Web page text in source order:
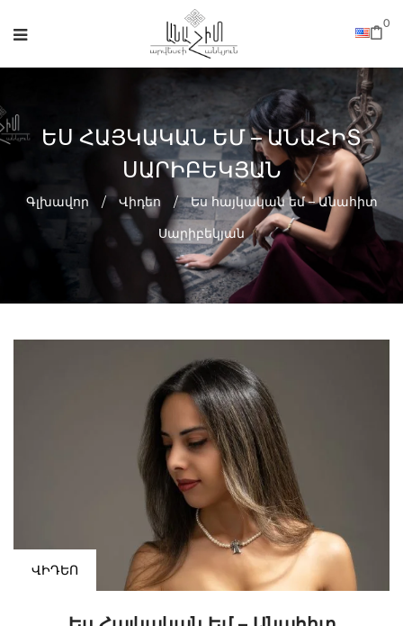
0
ԵՍ ՀԱՅԿԱԿԱՆ ԵՄ – ԱՆԱՀԻՏ
ՍԱՐԻԲԵԿՅԱՆ
Գլխավոր / Վիդեո /
Ես հայկական եմ – Անահիտ
Սարիբեկյան
ՎԻԴԵՈ